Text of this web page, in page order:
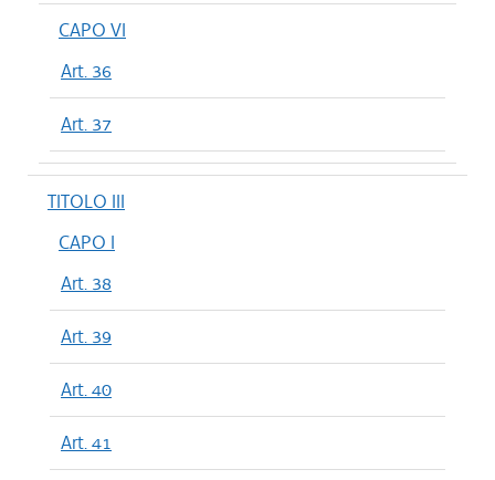
CAPO VI
Art. 36
Art. 37
TITOLO III
CAPO I
Art. 38
Art. 39
Art. 40
Art. 41